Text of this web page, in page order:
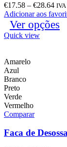
€17.58 – €28.64 IVA
Adicionar aos
Ver opções
Quick view
Amarelo
Azul
Branco
Preto
Verde
Vermelho
Comparar
Faca de